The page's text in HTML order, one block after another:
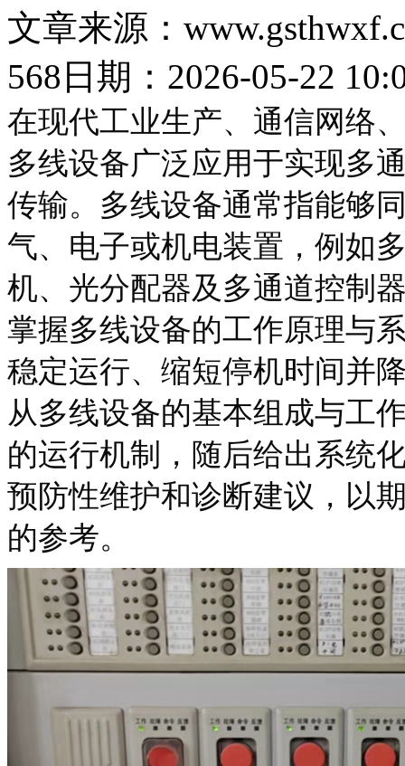
文章来源：
568 日期：2026-05-22
在现代工业生产、通信网络
多线设备广泛应用于实现多
传输。多线设备通常指能够
气、电子或机电装置，例如
机、光分配器及多通道控制
掌握多线设备的工作原理与
稳定运行、缩短停机时间并
从多线设备的基本组成与工
的运行机制，随后给出系统
预防性维护和诊断建议，以
的参考。